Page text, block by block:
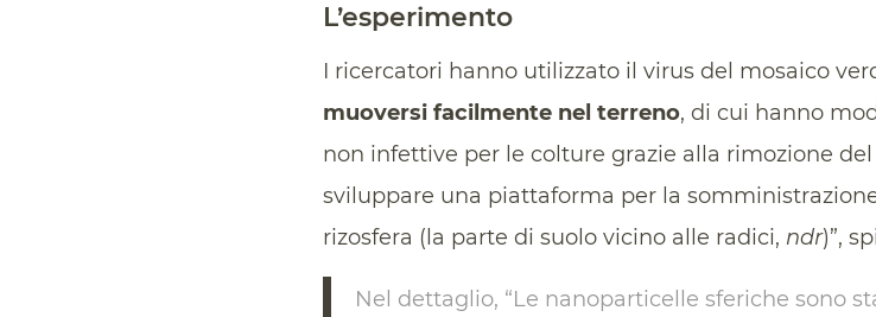
L’esperimento
I ricercatori hanno utilizzato il virus del mosaico
muoversi facilmente nel terreno, di cui hanno
non infettive per le colture grazie alla rimozione
sviluppare una piattaforma per la
rizosfera (la parte di suolo vicino alle radici, ndr)”,
Nel dettaglio, “Le nanoparticelle sferiche sono